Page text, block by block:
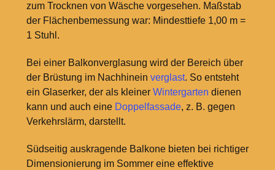
zum Trocknen von Wäsche vorgesehen. Maßstab
der Flächenbemessung war: Mindesttiefe 1,00 m =
1 Stuhl.
Bei einer Balkonverglasung wird der Bereich über
der Brüstung im Nachhinein verglast. So entsteht
ein Glaserker, der als kleiner Wintergarten dienen
kann und auch eine Doppelfassade, z. B. gegen
Verkehrslärm, darstellt.
Südseitig auskragende Balkone bieten bei richtiger
Dimensionierung im Sommer eine effektive